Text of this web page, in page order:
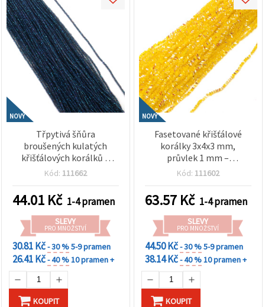
NOVÝ
Třpytivá šňůra
broušených kulatých
křišťálových korálků 2
mm, průvlek 0,6 mm –
duhová s třpytivým AB
pokovem ~200 ks
Kód: 111662
44.01 Kč 1-4 pramen
SLEVY
PRO MNOŽSTVÍ
30.81 Kč- 30 %5-9 pramen
26.41 Kč- 40 %10 pramen +
KOUPIT
NOVÝ
Fasetované křišťálové
korálky 3x4x3 mm,
průvlek 1 mm –
transparentní žluté
šňůra cca 138 ks
Kód: 111602
63.57 Kč 1-4 pramen
SLEVY
PRO MNOŽSTVÍ
44.50 Kč- 30 %5-9 pramen
38.14 Kč- 40 %10 pramen +
KOUPIT